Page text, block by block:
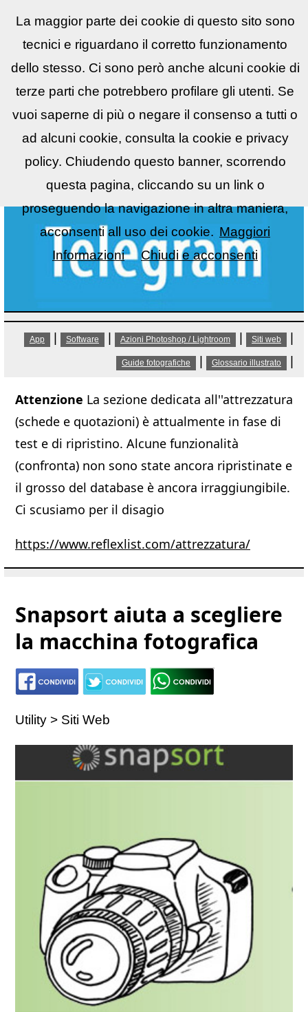
ReflexLIST▼
App Software Azioni Photoshop / Lightroom Siti web
Guide fotografiche Glossario illustrato
Attenzione La sezione dedicata all''attrezzatura
(schede e quotazioni) è attualmente in fase di
test e di ripristino. Alcune funzionalità
(confronta) non sono state ancora ripristinate e
il grosso del database è ancora irraggiungibile.
Ci scusiamo per il disagio
https://www.reflexlist.com/attrezzatura/
Snapsort aiuta a scegliere
la macchina fotografica
Utility > Siti Web
La maggior parte dei cookie di questo sito sono
tecnici e riguardano il corretto funzionamento
dello stesso. Ci sono però anche alcuni cookie di
terze parti che potrebbero profilare gli utenti. Se
vuoi saperne di più o negare il consenso a tutti o
ad alcuni cookie, consulta la cookie e privacy
policy. Chiudendo questo banner, scorrendo
questa pagina, cliccando su un link o
proseguendo la navigazione in altra maniera,
acconsenti all uso dei cookie. Maggiori
Informazioni
Chiudi e acconsenti